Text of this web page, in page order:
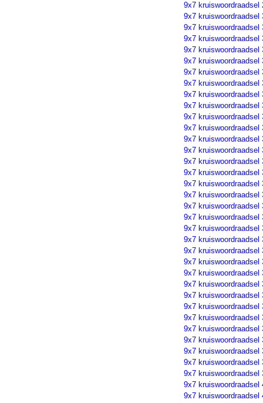
9x7 kruiswoordraadsel
9x7 kruiswoordraadsel
9x7 kruiswoordraadsel
9x7 kruiswoordraadsel
9x7 kruiswoordraadsel
9x7 kruiswoordraadsel
9x7 kruiswoordraadsel
9x7 kruiswoordraadsel
9x7 kruiswoordraadsel
9x7 kruiswoordraadsel
9x7 kruiswoordraadsel
9x7 kruiswoordraadsel
9x7 kruiswoordraadsel
9x7 kruiswoordraadsel
9x7 kruiswoordraadsel
9x7 kruiswoordraadsel
9x7 kruiswoordraadsel
9x7 kruiswoordraadsel
9x7 kruiswoordraadsel
9x7 kruiswoordraadsel
9x7 kruiswoordraadsel
9x7 kruiswoordraadsel
9x7 kruiswoordraadsel
9x7 kruiswoordraadsel
9x7 kruiswoordraadsel
9x7 kruiswoordraadsel
9x7 kruiswoordraadsel
9x7 kruiswoordraadsel
9x7 kruiswoordraadsel
9x7 kruiswoordraadsel
9x7 kruiswoordraadsel
9x7 kruiswoordraadsel
9x7 kruiswoordraadsel
9x7 kruiswoordraadsel
9x7 kruiswoordraadsel
9x7 kruiswoordraadsel